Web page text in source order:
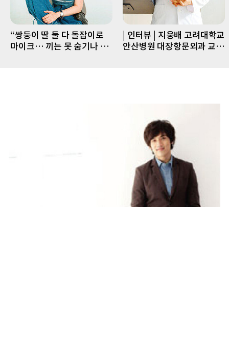
“쌍둥이 딸 둘 다 돌잡이로
마이크… 끼는 못 숨기나 봐
| 인터뷰 | 지웅배 고려대학교
안산병원 대장항문외과 교수